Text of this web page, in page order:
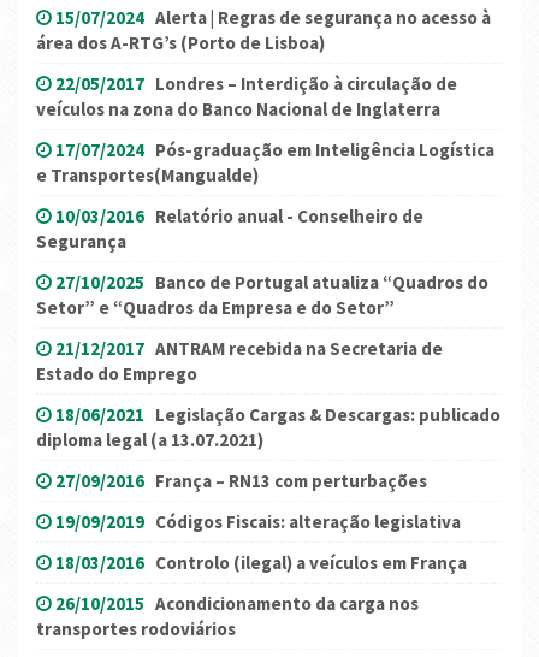
15/07/2024 Alerta | Regras de segurança no acesso à
área dos A-RTG’s (Porto de Lisboa)
22/05/2017 Londres – Interdição à circulação de
veículos na zona do Banco Nacional de Inglaterra
17/07/2024 Pós-graduação em Inteligência Logística
e Transportes(Mangualde)
10/03/2016 Relatório anual - Conselheiro de
Segurança
27/10/2025 Banco de Portugal atualiza “Quadros do
Setor” e “Quadros da Empresa e do Setor”
21/12/2017 ANTRAM recebida na Secretaria de
Estado do Emprego
18/06/2021 Legislação Cargas & Descargas: publicado
diploma legal (a 13.07.2021)
27/09/2016 França – RN13 com perturbações
19/09/2019 Códigos Fiscais: alteração legislativa
18/03/2016 Controlo (ilegal) a veículos em França
26/10/2015 Acondicionamento da carga nos
transportes rodoviários